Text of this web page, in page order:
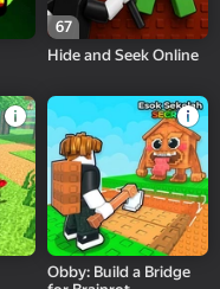
67
Hide and Seek Online
Obby: Build a Bridge